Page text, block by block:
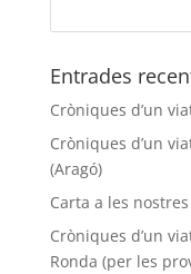
Entrades
Cròniques d’un
Cròniques d’un
(Aragó)
Carta a les
Cròniques d’un
Ronda (per les